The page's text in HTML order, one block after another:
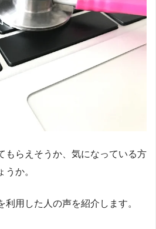
もらえそうか、気になっている方
うか。
利用した人の声を紹介します。